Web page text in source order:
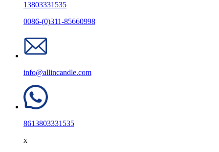
13803331535
0086-(0)311-85660998
info@allincandle.com
8613803331535
x